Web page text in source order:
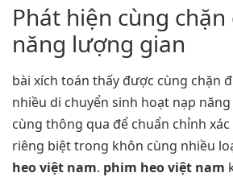
Phát hiện cùng
năng lượng gian
bài xích toán thấy được cùng chặn
nhiều di chuyển sinh hoạt nạp
cùng thông qua để chuẩn chỉnh
riêng biệt trong khôn cùng nhiều
heo việt nam. phim heo việt nam